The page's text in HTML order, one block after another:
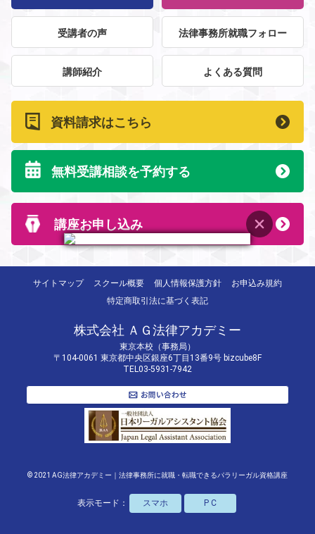
受講者の声 法律事務所就職フォロー
講師紹介 よくある質問
資料請求はこちら
無料受講相談を予約する
講座お申し込み
サイトマップ スクール概要 個人情報保護方針
お申込み規約
特定商取引法に基づく表記
株式会社 ＡＧ法律アカデミー
東京本校（事務局）
〒104-0061 東京都中央区銀座6丁目13番9号 bizcube8F
TEL03-5931-7942
© 2021 AG法律アカデミー｜法律事務所に就職・転職できるパラリーガル資格講座
表示モード： スマホ P C